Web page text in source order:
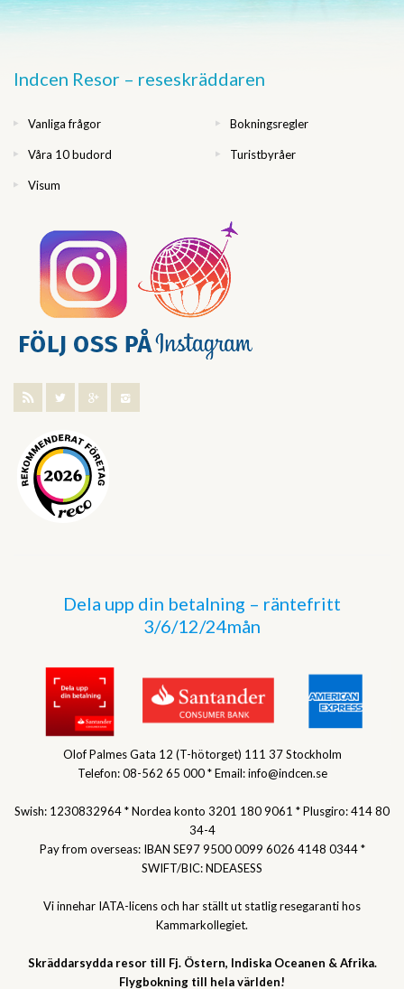
Indcen Resor – reseskräddaren
Vanliga frågor Bokningsregler
Våra 10 budord Turistbyråer
Visum
Dela upp din betalning – räntefritt
3/6/12/24mån
Olof Palmes Gata 12 (T-hötorget) 111 37 Stockholm
Telefon: 08-562 65 000 * Email: info@indcen.se
Swish: 1230832964 * Nordea konto 3201 180 9061 * Plusgiro: 414 80
34-4
Pay from overseas: IBAN SE97 9500 0099 6026 4148 0344 *
SWIFT/BIC: NDEASESS
Vi innehar IATA-licens och har ställt ut statlig resegaranti hos
Kammarkollegiet.
Skräddarsydda resor till Fj. Östern, Indiska Oceanen & Afrika.
Flygbokning till hela världen!